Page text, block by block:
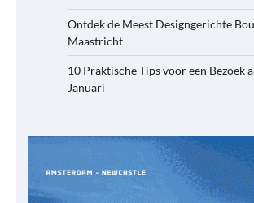
Ontdek de Meest Designgerichte
Maastricht
10 Praktische Tips voor een Bezoek
Januari